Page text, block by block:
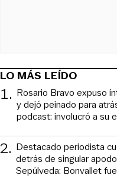
LO MÁS LEÍDO
1. Rosario Bravo expuso
y dejó peinado para
podcast: involucró a su
2. Destacado periodista
detrás de singular
Sepúlveda: Bonvallet